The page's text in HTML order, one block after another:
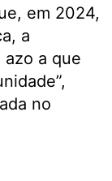
em 2024,
a
a que
no